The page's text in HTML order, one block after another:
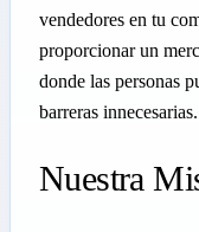
vendedores en tu
proporcionar un
donde las personas
barreras innecesarias.
Nuestra